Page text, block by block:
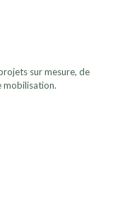
sur mesure, de
mobilisation.